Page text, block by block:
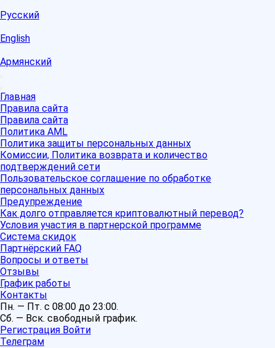
Русский
English
Армянский
Главная
Правила сайта
Правила сайта
Политика AML
Политика защиты персональных данных
Комиссии, Политика возврата и количество
подтверждений сети
Пользовательское соглашение по обработке
персональных данных
Предупреждение
Как долго отправляется криптовалютный перевод?
Условия участия в партнерской программе
Система скидок
Партнёрский FAQ
Вопросы и ответы
Отзывы
График работы
Контакты
Пн. — Пт. с 08:00 до 23:00.
Сб. — Вск. свободный график.
Регистрация Войти
Телеграм